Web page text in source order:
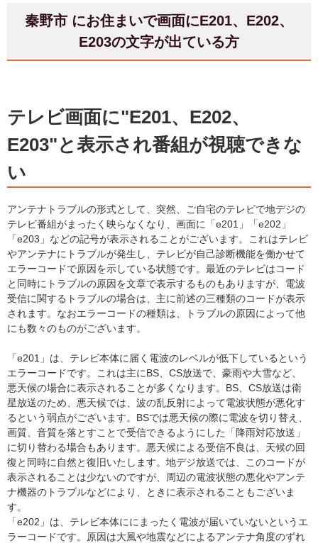
秦野市 にお住まいで画面にE201、E202、
E203の文字が出ている方
テレビ画面に"E201、E202、
E203"と表示され番組が視聴できな
い
アンテナトラブルの形式として、突然、ご自宅のテレビで地デジの
テレビ番組がまったく映らなくなり、画面に「e201」「e202」
「e203」などの記号が表示されることがございます。これはテレビ
やアンテナにトラブルが発生し、テレビが自己診断機能を働かせて
エラーコードで原因を示している状態です。最近のテレビはコード
と同時にトラブルの原因を文章で表示するものもありますが、電波
受信に関するトラブルの場合は、主に前述の三種類のコードが表示
されます。なおエラーコードの種類は、トラブルの原因によって他
にも数々のものがございます。
「e201」は、テレビ本体に届く電波のレベルが低下しているという
エラーコードです。これは主にBS、CS放送で、豪雨や大雪など、
悪天候の場合に表示されることが多くなります。BS、CS放送は衛
星放送のため、悪天候では、波の乱反射によって電波状態が悪化す
るという弱点がございます。BSでは悪天候の際に電波を切り替え、
画質、音質を落とすことで受信できるようにした「降雨対応放送」
に切り替わる場合もあります。悪天候による受信不良は、天候の回
復と同時に自然と復旧いたします。地デジ放送では、このコードが
表示されることは少ないのですが、周辺の電波状態の悪化やアンテ
ナ機器のトラブルなどにより、ときに表示されることもございま
す。
「e202」は、テレビ本体ににまったく電波が届いていないというエ
ラーコードです。原因は大風や地震などによるアンテナ角度のずれ